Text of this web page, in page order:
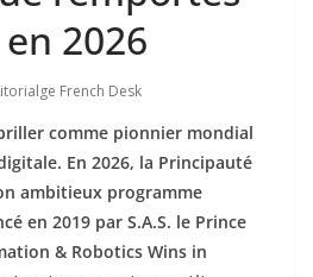
2026
French Desk
comme pionnier mondial
En 2026, la Principauté
ambitieux programme
en 2019 par S.A.S. le Prince
& Robotics Wins in